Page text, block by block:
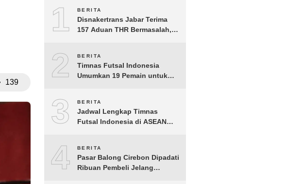
139
1 BERITA
Disnakertrans Jabar Terima
157 Aduan THR Bermasalah,
2 BERITA
Timnas Futsal Indonesia
Umumkan 19 Pemain untuk
3 BERITA
Jadwal Lengkap Timnas
Futsal Indonesia di ASEAN
4 BERITA
Pasar Balong Cirebon Dipadati
Ribuan Pembeli Jelang